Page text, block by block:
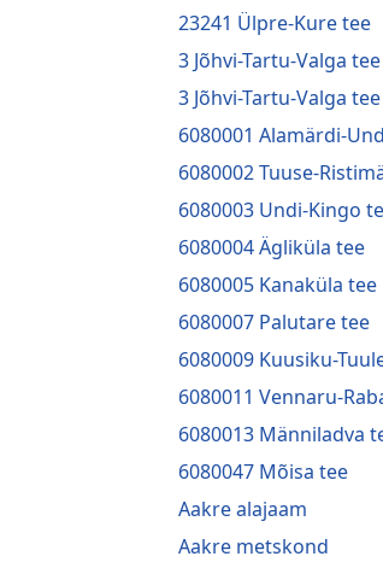
23241 Ülpre-Kure tee
3 Jõhvi-Tartu-Valga tee
3 Jõhvi-Tartu-Valga tee
6080001 Alamärdi-
6080002 Tuuse-
6080003 Undi-Kingo
6080004 Ägliküla tee
6080005 Kanaküla tee
6080007 Palutare tee
6080009 Kuusiku-
6080011 Vennaru-
6080013 Männiladva
6080047 Mõisa tee
Aakre alajaam
Aakre metskond